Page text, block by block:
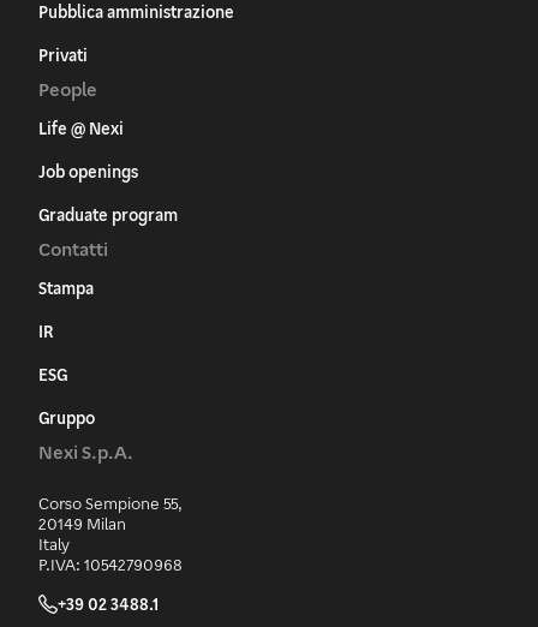
Pubblica amministrazione
Privati
People
Life @ Nexi
Job openings
Graduate program
Contatti
Stampa
IR
ESG
Gruppo
Nexi S.p.A.
Corso Sempione 55,
20149 Milan
Italy
P.IVA: 10542790968
+39 02 3488.1